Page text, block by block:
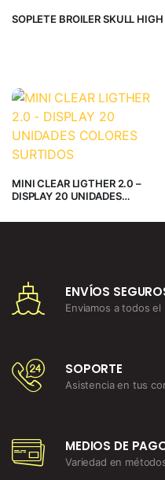
SOPLETE BROILER SKULL HIGH
MINI CLEAR LIGTHER 2.0 –
DISPLAY 20 UNIDADES
ENVÍOS
Enviamos a todos el
SOPORTE
Asistencia en tus
MEDIOS DE
Variedad en